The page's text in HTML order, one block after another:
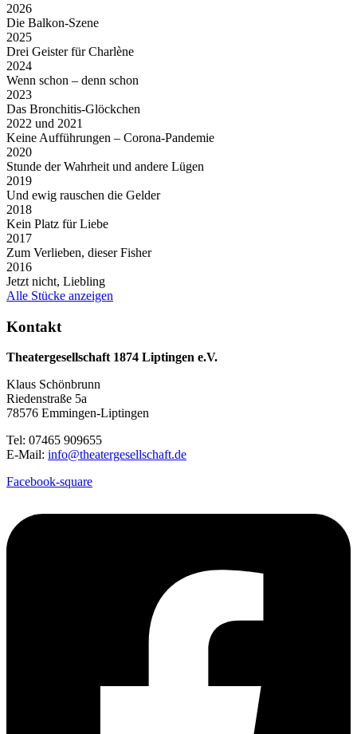
2026
Die Balkon-Szene
2025
Drei Geister für Charlène
2024
Wenn schon – denn schon
2023
Das Bronchitis-Glöckchen
2022 und 2021
Keine Aufführungen – Corona-Pandemie
2020
Stunde der Wahrheit und andere Lügen
2019
Und ewig rauschen die Gelder
2018
Kein Platz für Liebe
2017
Zum Verlieben, dieser Fisher
2016
Jetzt nicht, Liebling
Alle Stücke anzeigen
Kontakt
Theatergesellschaft 1874 Liptingen e.V.
Klaus Schönbrunn
Riedenstraße 5a
78576 Emmingen-Liptingen
Tel: 07465 909655
E-Mail: info@theatergesellschaft.de
Facebook-square